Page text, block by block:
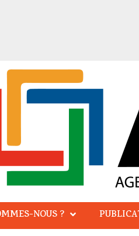
NOUS ?